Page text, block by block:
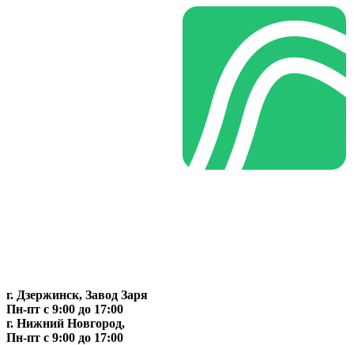
г. Дзержинск, Завод Заря
Пн-пт c 9:00 до 17:00
г. Нижний Новгород,
Пн-пт c 9:00 до 17:00